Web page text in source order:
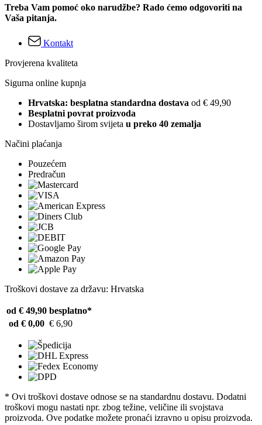
Treba Vam pomoć oko narudžbe? Rado ćemo odgovoriti na
Vaša pitanja.
Kontakt
Provjerena kvaliteta
Sigurna online kupnja
Hrvatska: besplatna standardna dostava od € 49,90
Besplatni povrat proizvoda
Dostavljamo širom svijeta u preko 40 zemalja
Načini plaćanja
Pouzećem
Predračun
Troškovi dostave za državu: Hrvatska
od € 49,90 besplatno*
od € 0,00 € 6,90
* Ovi troškovi dostave odnose se na standardnu ​​dostavu. Dodatni
troškovi mogu nastati npr. zbog težine, veličine ili svojstava
proizvoda. Ove podatke možete pronaći izravno u opisu proizvoda.